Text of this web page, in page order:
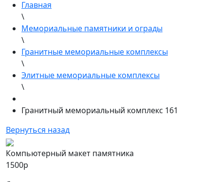
Главная
\
Мемориальные памятники и ограды
\
Гранитные мемориальные комплексы
\
Элитные мемориальные комплексы
\
Гранитный мемориальный комплекс 161
Вернуться назад
Компьютерный макет памятника
1500р